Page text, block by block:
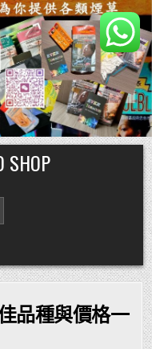
SHOP
品種與價格一